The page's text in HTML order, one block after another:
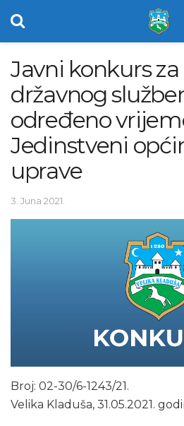
Javni konkurs
državnog
određeno
Jedinstveni
uprave
3. Juna 2021.
Broj: 02-30/6-1243/21.
Velika Kladuša, 31.05.2021.